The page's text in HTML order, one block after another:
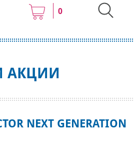
0
АКЦИИ
NEXT GENERATION